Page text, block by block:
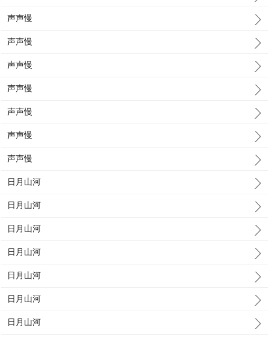
声声慢
声声慢
声声慢
声声慢
声声慢
声声慢
声声慢
日月山河
日月山河
日月山河
日月山河
日月山河
日月山河
日月山河